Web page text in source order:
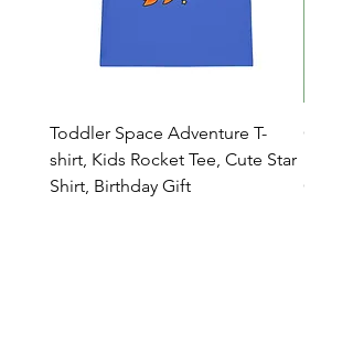
Toddler Space Adventure T-
shirt, Kids Rocket Tee, Cute Star
Shirt, Birthday Gift